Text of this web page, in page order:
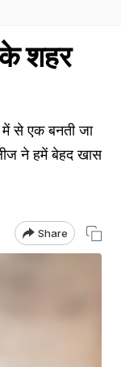
शहर
से एक बनती जा
ने हमें बेहद खास
Share